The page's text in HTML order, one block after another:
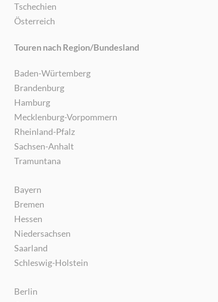
Tschechien
Österreich
Touren nach Region/Bundesland
Baden-Würtemberg
Brandenburg
Hamburg
Mecklenburg-Vorpommern
Rheinland-Pfalz
Sachsen-Anhalt
Tramuntana
Bayern
Bremen
Hessen
Niedersachsen
Saarland
Schleswig-Holstein
Berlin